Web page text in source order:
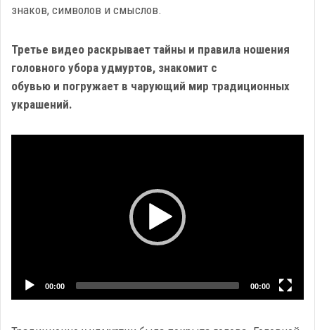
знаков, символов и смыслов.
Третье видео раскрывает тайны и правила ношения
головного убора удмуртов, знакомит с
обувью и погружает в чарующий мир традиционных
украшений.
00:00 00:00